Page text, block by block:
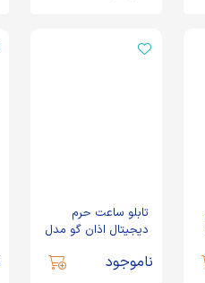
تابلو ساعت حرم
دیجیتال اذان گو مدل
ناموجود